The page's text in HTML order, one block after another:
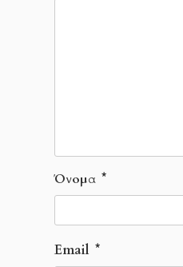
Όνομα *
Email *